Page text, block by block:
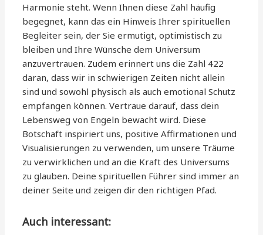
Harmonie steht. Wenn Ihnen diese Zahl häufig
begegnet, kann das ein Hinweis Ihrer spirituellen
Begleiter sein, der Sie ermutigt, optimistisch zu
bleiben und Ihre Wünsche dem Universum
anzuvertrauen. Zudem erinnert uns die Zahl 422
daran, dass wir in schwierigen Zeiten nicht allein
sind und sowohl physisch als auch emotional Schutz
empfangen können. Vertraue darauf, dass dein
Lebensweg von Engeln bewacht wird. Diese
Botschaft inspiriert uns, positive Affirmationen und
Visualisierungen zu verwenden, um unsere Träume
zu verwirklichen und an die Kraft des Universums
zu glauben. Deine spirituellen Führer sind immer an
deiner Seite und zeigen dir den richtigen Pfad.
Auch interessant: